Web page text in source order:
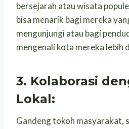
bersejarah atau wisata
bisa menarik bagi mereka
mengunjungi atau bagi
mengenali kota mereka lebih
3. Kolaborasi
Lokal:
Gandeng tokoh masyarakat,